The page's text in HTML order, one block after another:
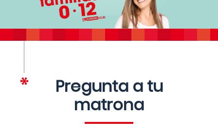
Pregunta a tu
matrona